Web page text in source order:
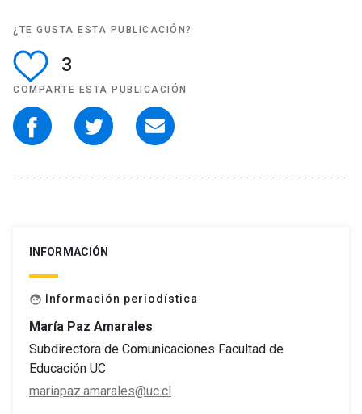
¿TE GUSTA ESTA PUBLICACIÓN?
3
COMPARTE ESTA PUBLICACIÓN
INFORMACIÓN
face Información periodística
María Paz Amarales
Subdirectora de Comunicaciones Facultad de
Educación UC
mariapaz.amarales@uc.cl